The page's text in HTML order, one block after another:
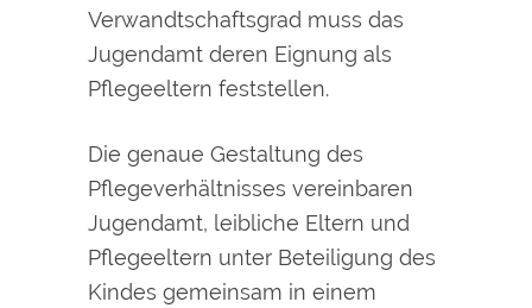
Verwandtschaftsgrad muss das
Jugendamt deren Eignung als
Pflegeeltern feststellen.
Die genaue Gestaltung des
Pflegeverhältnisses vereinbaren
Jugendamt, leibliche Eltern und
Pflegeeltern unter Beteiligung des
Kindes gemeinsam in einem